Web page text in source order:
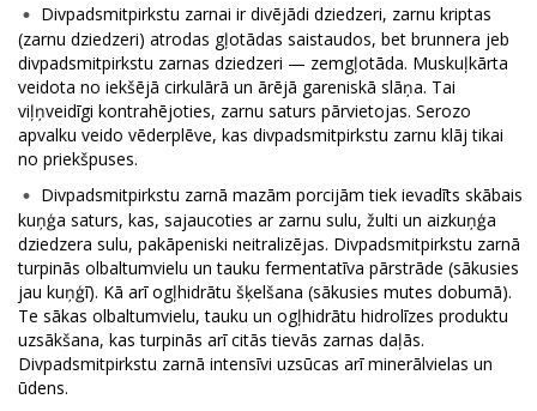
Divpadsmitpirkstu zarnai ir divējādi dziedzeri, zarnu kriptas
(zarnu dziedzeri) atrodas gļotādas saistaudos, bet brunnera jeb
divpadsmitpirkstu zarnas dziedzeri — zemgļotāda. Muskuļkārta
veidota no iekšējā cirkulārā un ārējā gareniskā slāņa. Tai
viļņveidīgi kontrahējoties, zarnu saturs pārvietojas. Serozo
apvalku veido vēderplēve, kas divpadsmitpirkstu zarnu klāj tikai
no priekšpuses.
Divpadsmitpirkstu zarnā mazām porcijām tiek ievadīts skābais
kuņģa saturs, kas, sajaucoties ar zarnu sulu, žulti un aizkuņģa
dziedzera sulu, pakāpeniski neitralizējas. Divpadsmitpirkstu zarnā
turpinās olbaltumvielu un tauku fermentatīva pārstrāde (sākusies
jau kuņģī). Kā arī ogļhidrātu šķelšana (sākusies mutes dobumā).
Te sākas olbaltumvielu, tauku un ogļhidrātu hidrolīzes produktu
uzsākšana, kas turpinās arī citās tievās zarnas daļās.
Divpadsmitpirkstu zarnā intensīvi uzsūcas arī minerālvielas un
ūdens.